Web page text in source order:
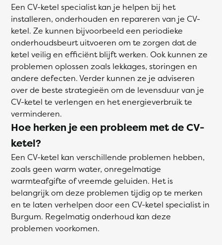
Een CV-ketel specialist kan je helpen bij het
installeren, onderhouden en repareren van je CV-
ketel. Ze kunnen bijvoorbeeld een periodieke
onderhoudsbeurt uitvoeren om te zorgen dat de
ketel veilig en efficiënt blijft werken. Ook kunnen ze
problemen oplossen zoals lekkages, storingen en
andere defecten. Verder kunnen ze je adviseren
over de beste strategieën om de levensduur van je
CV-ketel te verlengen en het energieverbruik te
verminderen.
Hoe herken je een probleem met de CV-
ketel?
Een CV-ketel kan verschillende problemen hebben,
zoals geen warm water, onregelmatige
warmteafgifte of vreemde geluiden. Het is
belangrijk om deze problemen tijdig op te merken
en te laten verhelpen door een CV-ketel specialist in
Burgum. Regelmatig onderhoud kan deze
problemen voorkomen.